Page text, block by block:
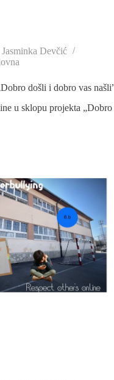
Jasminka Devčić
došli i dobro vas
u sklopu projekta